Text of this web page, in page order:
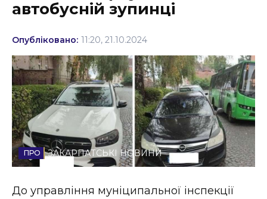
Освіта
Події
Політика
Соціум
Спорт
Стиль життя
автобусній зупинці
Опубліковано: 11:20, 21.10.2024
ЗАКАРПАТСЬКІ НОВИНИ
До управління муніципальної інспекції